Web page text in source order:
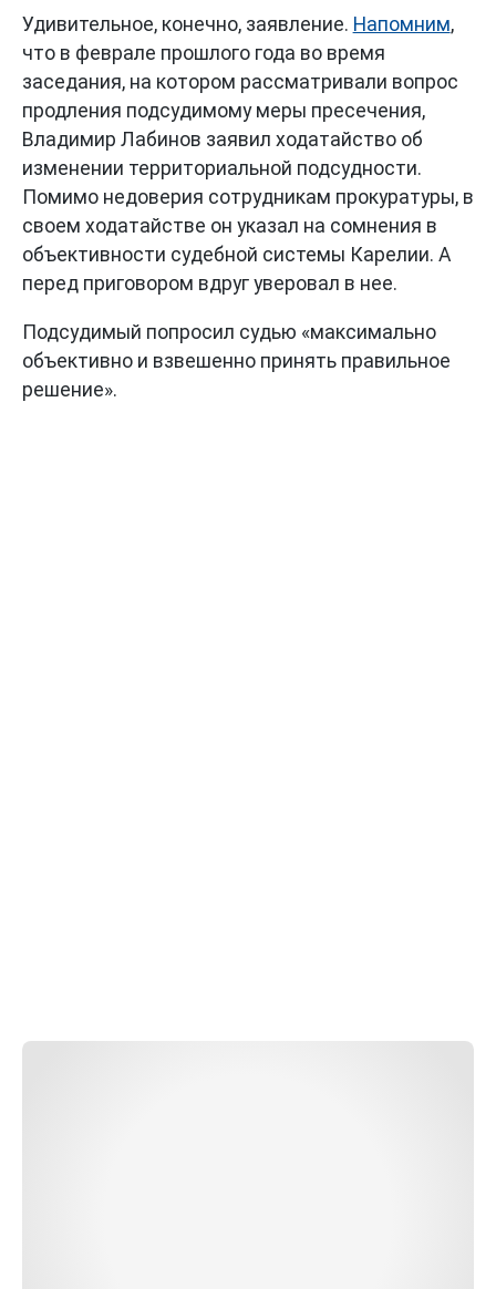
Удивительное, конечно, заявление. Напомним,
что в феврале прошлого года во время
заседания, на котором рассматривали вопрос
продления подсудимому меры пресечения,
Владимир Лабинов заявил ходатайство об
изменении территориальной подсудности.
Помимо недоверия сотрудникам прокуратуры, в
своем ходатайстве он указал на сомнения в
объективности судебной системы Карелии. А
перед приговором вдруг уверовал в нее.
Подсудимый попросил судью «максимально
объективно и взвешенно принять правильное
решение».